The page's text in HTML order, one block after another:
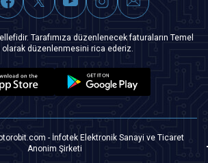
Tarafımıza düzenlenecek faturaların Temel
olarak düzenlenmesini rica ederiz.
- İnfotek Elektronik Sanayi ve Ticaret
Anonim Şirketi